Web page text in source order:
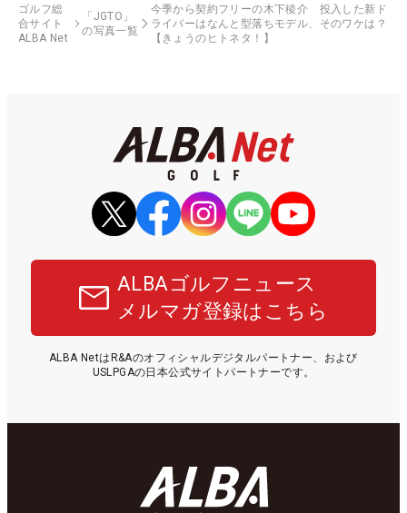
ゴルフ総
合サイト
ALBA Net
「JGTO」
の写真一覧
今季から契約フリーの木下稜介 投入した新ド
ライバーはなんと型落ちモデル、そのワケは？
【きょうのヒトネタ！】
ALBAゴルフニュース
メルマガ登録はこちら
ALBA NetはR&Aのオフィシャルデジタルパートナー、および
USLPGAの日本公式サイトパートナーです。